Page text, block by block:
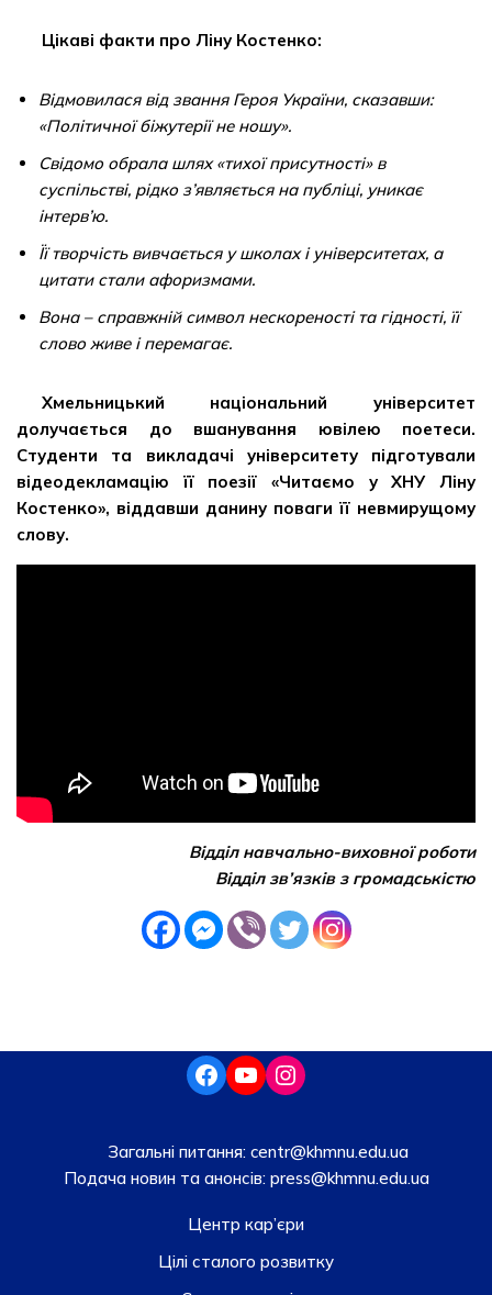
Цікаві факти про Ліну Костенко:
Відмовилася від звання Героя України, сказавши:
«Політичної біжутерії не ношу».
Свідомо обрала шлях «тихої присутності» в
суспільстві, рідко з’являється на публіці, уникає
інтерв’ю.
Її творчість вивчається у школах і університетах, а
цитати стали афоризмами.
Вона – справжній символ нескореності та гідності, її
слово живе і перемагає.
Хмельницький національний університет
долучається до вшанування ювілею поетеси.
Студенти та викладачі університету підготували
відеодекламацію її поезії «Читаємо у ХНУ Ліну
Костенко», віддавши данину поваги її невмирущому
слову.
Відділ навчально-виховної роботи
Відділ зв’язків з громадськістю
Загальні питання: centr@khmnu.edu.ua
Подача новин та анонсів:press@khmnu.edu.ua
Центр кар’єри
Цілі сталого розвитку